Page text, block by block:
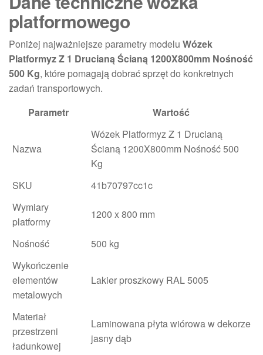
platformowego
Poniżej najważniejsze parametry modelu Wózek
Platformyz Z 1 Drucianą Ścianą 1200X800mm Nośność
500 Kg, które pomagają dobrać sprzęt do konkretnych
zadań transportowych.
Parametr
Wartość
Nazwa
Wózek Platformyz Z 1 Drucianą
Ścianą 1200X800mm Nośność 500
Kg
SKU
41b70797cc1c
Wymiary
platformy
1200 x 800 mm
Nośność
500 kg
Wykończenie
elementów
metalowych
Lakier proszkowy RAL 5005
Materiał
przestrzeni
ładunkowej
Laminowana płyta wiórowa w dekorze
jasny dąb